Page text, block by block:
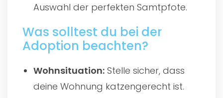
Auswahl der perfekten Samtpfote.
Was solltest du bei der
Adoption beachten?
Wohnsituation: Stelle sicher, dass
deine Wohnung katzengerecht ist.